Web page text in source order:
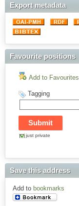
Export metadata
Favourite positions
Add to Favourites
Tagging
just private
Save this address
Add to bookmarks